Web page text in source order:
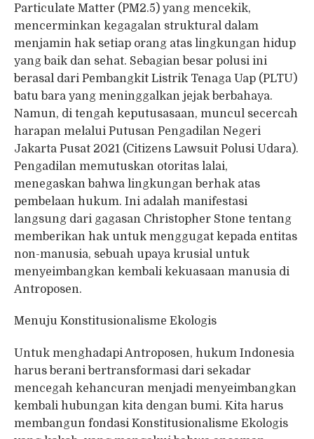
Particulate Matter (PM2.5) yang mencekik,
mencerminkan kegagalan struktural dalam
menjamin hak setiap orang atas lingkungan hidup
yang baik dan sehat. Sebagian besar polusi ini
berasal dari Pembangkit Listrik Tenaga Uap (PLTU)
batu bara yang meninggalkan jejak berbahaya.
Namun, di tengah keputusasaan, muncul secercah
harapan melalui Putusan Pengadilan Negeri
Jakarta Pusat 2021 (Citizens Lawsuit Polusi Udara).
Pengadilan memutuskan otoritas lalai,
menegaskan bahwa lingkungan berhak atas
pembelaan hukum. Ini adalah manifestasi
langsung dari gagasan Christopher Stone tentang
memberikan hak untuk menggugat kepada entitas
non-manusia, sebuah upaya krusial untuk
menyeimbangkan kembali kekuasaan manusia di
Antroposen.
Menuju Konstitusionalisme Ekologis
Untuk menghadapi Antroposen, hukum Indonesia
harus berani bertransformasi dari sekadar
mencegah kehancuran menjadi menyeimbangkan
kembali hubungan kita dengan bumi. Kita harus
membangun fondasi Konstitusionalisme Ekologis